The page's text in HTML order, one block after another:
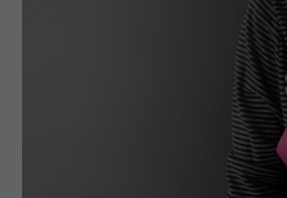
Consumul de alcool și
asociate cu cancerul de sân